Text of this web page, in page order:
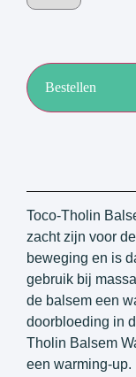
Bestellen
Toco-Tholin
zacht zijn voor
beweging en is
gebruik bij
de balsem een
doorbloeding in
Tholin Balsem
een warming-